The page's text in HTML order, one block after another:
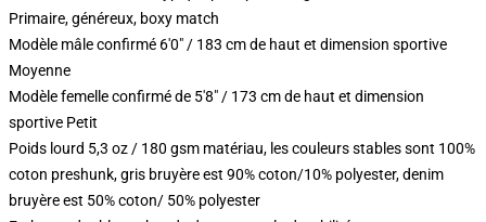
Primaire, généreux, boxy match
Modèle mâle confirmé 6'0" / 183 cm de haut et dimension sportive
Moyenne
Modèle femelle confirmé de 5'8" / 173 cm de haut et dimension
sportive Petit
Poids lourd 5,3 oz / 180 gsm matériau, les couleurs stables sont 100%
coton preshunk, gris bruyère est 90% coton/10% polyester, denim
bruyère est 50% coton/ 50% polyester